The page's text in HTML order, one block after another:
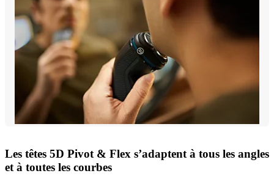
Les têtes 5D Pivot & Flex s’adaptent à tous les angles
et à toutes les courbes